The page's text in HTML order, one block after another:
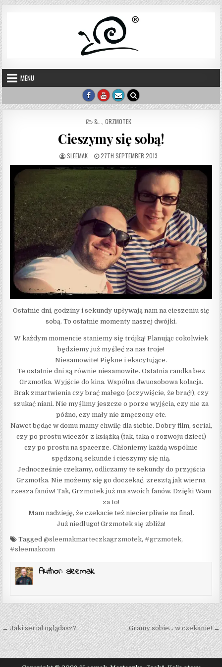
Skip to content
MENU
POSTED IN
&... GRZMOTEK
Cieszymy się sobą!
AUTHOR:
SLEEMAK PUBLISHED DATE:
27TH SEPTEMBER 2013
Ostatnie dni, godziny i sekundy upływają nam na cieszeniu się
sobą. To ostatnie momenty naszej dwójki.
W każdym momencie staniemy się trójką! Planując cokolwiek
będziemy już myśleć za nas troje!
Niesamowite! Piękne i ekscytujące.
Te ostatnie dni są równie niesamowite. Ostatnia randka bez
Grzmotka. Wyjście do kina. Wspólna dwuosobowa kolacja.
Brak zmartwienia czy brać małego (oczywiście, że brać!), czy
szukać niani. Nie myślimy jeszcze o porze wyjścia, czy nie za
późno, czy mały nie zmęczony etc.
Nawet będąc w domu mamy chwilę dla siebie. Dobry film, serial,
czy po prostu wieczór z książką (tak, taką o rozwoju dzieci)
czy po prostu na spacerze. Chłoniemy każdą wspólnie
spędzoną sekunde i cieszymy się nią.
Jednocześnie czekamy, odliczamy te sekundy do przyjścia
Grzmotka. Nie możemy się go doczekać, zresztą jak wierna
rzesza fanów! Tak, Grzmotek już ma swoich fanów. Dzięki Wam
za to!
Mam nadzieję, że czekacie też niecierpliwie na finał.
Już niedługo! Grzmotek się zbliża!
Tagged@sleemakmarteczkagrzmotek,#grzmotek,
#sleemakcom
Author: sleemak
Post navigation
← Jaki serial oglądasz? Gramy sobie… w czekanie! →